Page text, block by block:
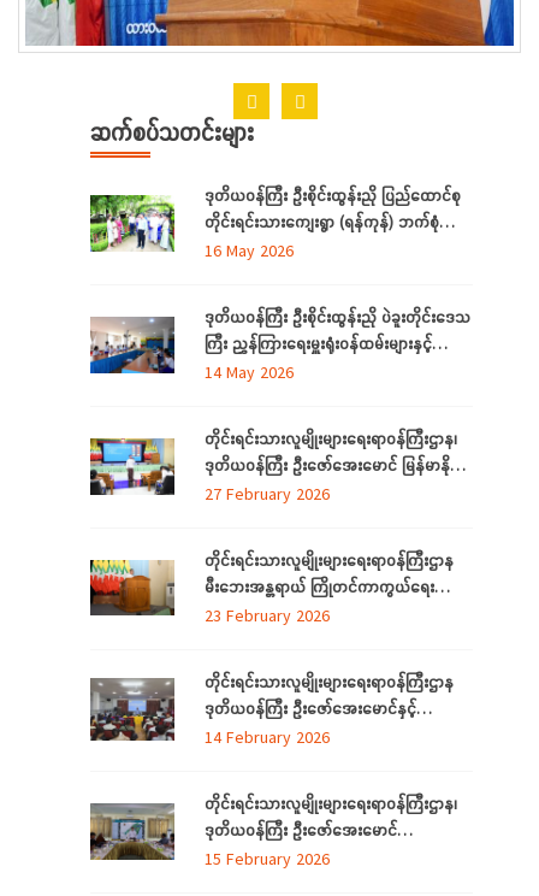
ဆက်စပ်သတင်းများ
ဒုတိယဝန်ကြီး ဦးစိုင်းထွန်းညို ပြည်ထောင်စု
တိုင်းရင်းသားကျေးရွာ (ရန်ကုန်) ဘက်စုံ
အဆင့် မြှင့်တင်ရေး ကြည့်ရှုစစ်ဆေး
16 May 2026
ဒုတိယဝန်ကြီး ဦးစိုင်းထွန်းညို ပဲခူးတိုင်းဒေသ
ကြီး ညွှန်ကြားရေးမှူးရုံးဝန်ထမ်းများနှင့်
တွေ့ဆုံ
14 May 2026
တိုင်းရင်းသားလူမျိုးများရေးရာဝန်ကြီးဌာန၊
ဒုတိယဝန်ကြီး ဦးဇော်အေးမောင် မြန်မာနိုင်ငံ
တော်အလံအကြောင်း သိကောင်းစရာ
27 February 2026
တိုင်းရင်းသားလူမျိုးများရေးရာဝန်ကြီးဌာန
မီးဘေးအန္တရာယ် ကြိုတင်ကာကွယ်ရေး
ဆိုင်ရာ အသိပညာပေးဟောပြောခြင်းနှင့်
23 February 2026
တိုင်းရင်းသားလူမျိုးများရေးရာဝန်ကြီးဌာန
ဒုတိယဝန်ကြီး ဦးဇော်အေးမောင်နှင့်
ရန်ကုန်တိုင်းဒေသကြီးအတွင်းရှိ ရခိုင်စာပေ
လူမှုရေးအသင်းအဖွဲ့များနှင့်တွေ့ဆုံ
14 February 2026
တိုင်းရင်းသားလူမျိုးများရေးရာဝန်ကြီးဌာန၊
ဒုတိယဝန်ကြီး ဦးဇော်အေးမောင်
ရန်ကုန်တိုင်းဒေသကြီးအတွင်းရှိ
15 February 2026